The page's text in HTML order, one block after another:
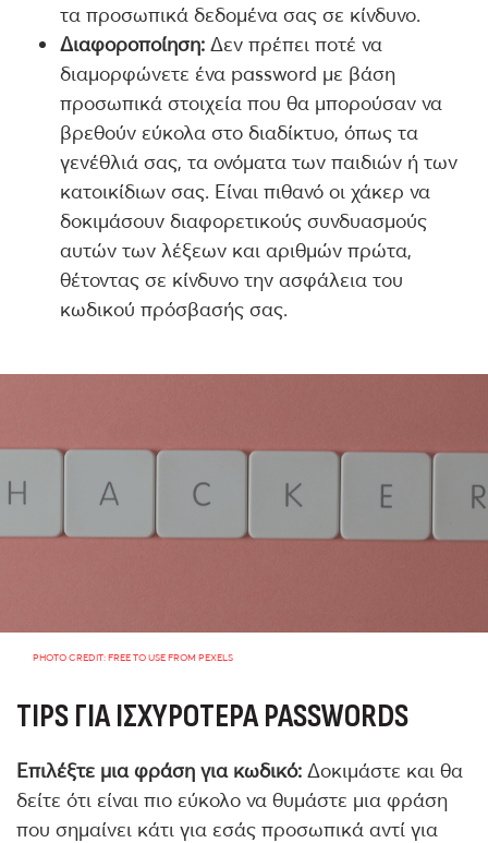
τα προσωπικά δεδομένα σας σε κίνδυνο.
Διαφοροποίηση: Δεν πρέπει ποτέ να
διαμορφώνετε ένα password με βάση
προσωπικά στοιχεία που θα μπορούσαν να
βρεθούν εύκολα στο διαδίκτυο, όπως τα
γενέθλιά σας, τα ονόματα των παιδιών ή των
κατοικίδιων σας. Είναι πιθανό οι χάκερ να
δοκιμάσουν διαφορετικούς συνδυασμούς
αυτών των λέξεων και αριθμών πρώτα,
θέτοντας σε κίνδυνο την ασφάλεια του
κωδικού πρόσβασής σας.
PHOTO CREDIT: FREE TO USE FROM PEXELS
TIPSΓΙΑΙΣΧΥΡΌΤΕΡΑPASSWORDS
Επιλέξτε μια φράση για κωδικό: Δοκιμάστε και θα
δείτε ότι είναι πιο εύκολο να θυμάστε μια φράση
που σημαίνει κάτι για εσάς προσωπικά αντί για